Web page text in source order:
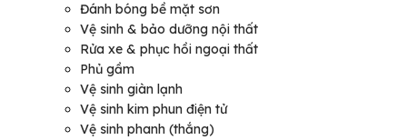
Đánh bóng bề mặt sơn
Vệ sinh & bảo dưỡng nội thất
Rửa xe & phục hồi ngoại thất
Phủ gầm
Vệ sinh giàn lạnh
Vệ sinh kim phun điện tử
Vệ sinh phanh (thắng)